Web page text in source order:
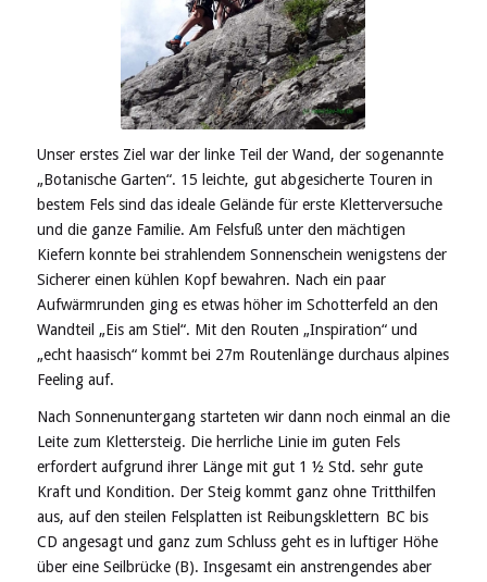
Unser erstes Ziel war der linke Teil der Wand, der sogenannte
„Botanische Garten“. 15 leichte, gut abgesicherte Touren in
bestem Fels sind das ideale Gelände für erste Kletterversuche
und die ganze Familie. Am Felsfuß unter den mächtigen
Kiefern konnte bei strahlendem Sonnenschein wenigstens der
Sicherer einen kühlen Kopf bewahren. Nach ein paar
Aufwärmrunden ging es etwas höher im Schotterfeld an den
Wandteil „Eis am Stiel“. Mit den Routen „Inspiration“ und
„echt haasisch“ kommt bei 27m Routenlänge durchaus alpines
Feeling auf.
Nach Sonnenuntergang starteten wir dann noch einmal an die
Leite zum Klettersteig. Die herrliche Linie im guten Fels
erfordert aufgrund ihrer Länge mit gut 1 ½ Std. sehr gute
Kraft und Kondition. Der Steig kommt ganz ohne Tritthilfen
aus, auf den steilen Felsplatten ist Reibungsklettern BC bis
CD angesagt und ganz zum Schluss geht es in luftiger Höhe
über eine Seilbrücke (B). Insgesamt ein anstrengendes aber